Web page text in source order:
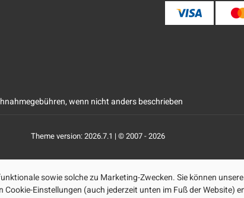
wenn nicht anders beschrieben
Theme version: 2026.7.1 | © 2007 - 2026
sowie solche zu Marketing-Zwecken. Sie können
Cookie-Einstellungen (auch jederzeit unten im Fuß der